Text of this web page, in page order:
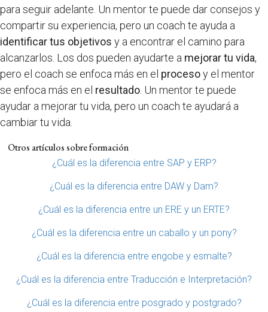
para seguir adelante. Un mentor te puede dar consejos y
compartir su experiencia, pero un coach te ayuda a
identificar tus objetivos y a encontrar el camino para
alcanzarlos. Los dos pueden ayudarte a mejorar tu vida,
pero el coach se enfoca más en el procesoy el mentor
se enfoca más en el resultado . Un mentor te puede
ayudar a mejorar tu vida, pero un coach te ayudará a
cambiar tu vida.
Otros artículos sobre formación
¿Cuál es la diferencia entre SAP y ERP?
¿Cuál es la diferencia entre DAW y Dam?
¿Cuál es la diferencia entre un ERE y un ERTE?
¿Cuál es la diferencia entre un caballo y un pony?
¿Cuál es la diferencia entre engobe y esmalte?
¿Cuál es la diferencia entre Traducción e Interpretación?
¿Cuál es la diferencia entre posgrado y postgrado?